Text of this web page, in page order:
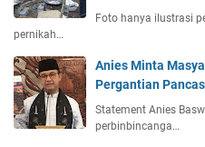
Foto hanya ilustrasi
pernikah…
Anies Minta
Pergantian
Statement Anies
perbinbincanga…